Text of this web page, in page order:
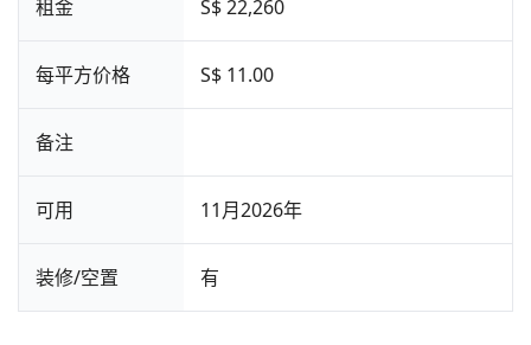
租金 S$ 22,260
每平方价格 S$ 11.00
备注
可用 11月2026年
装修/空置 有